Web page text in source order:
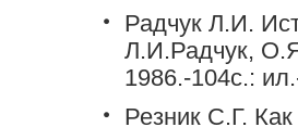
Радчук Л.И.
Л.И.Радчук,
1986.-104с.:
Резник С.Г.